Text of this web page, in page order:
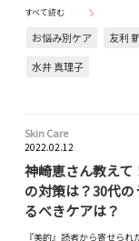
すべて読む
お悩み別ケア
友利
水井 真理子
Skin Care
2022.02.12
神崎恵さん教えて
の対策は？30代
るべきケアは？
『美的』読者から寄せら